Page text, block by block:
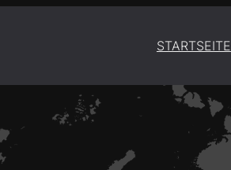
STARTSEITE